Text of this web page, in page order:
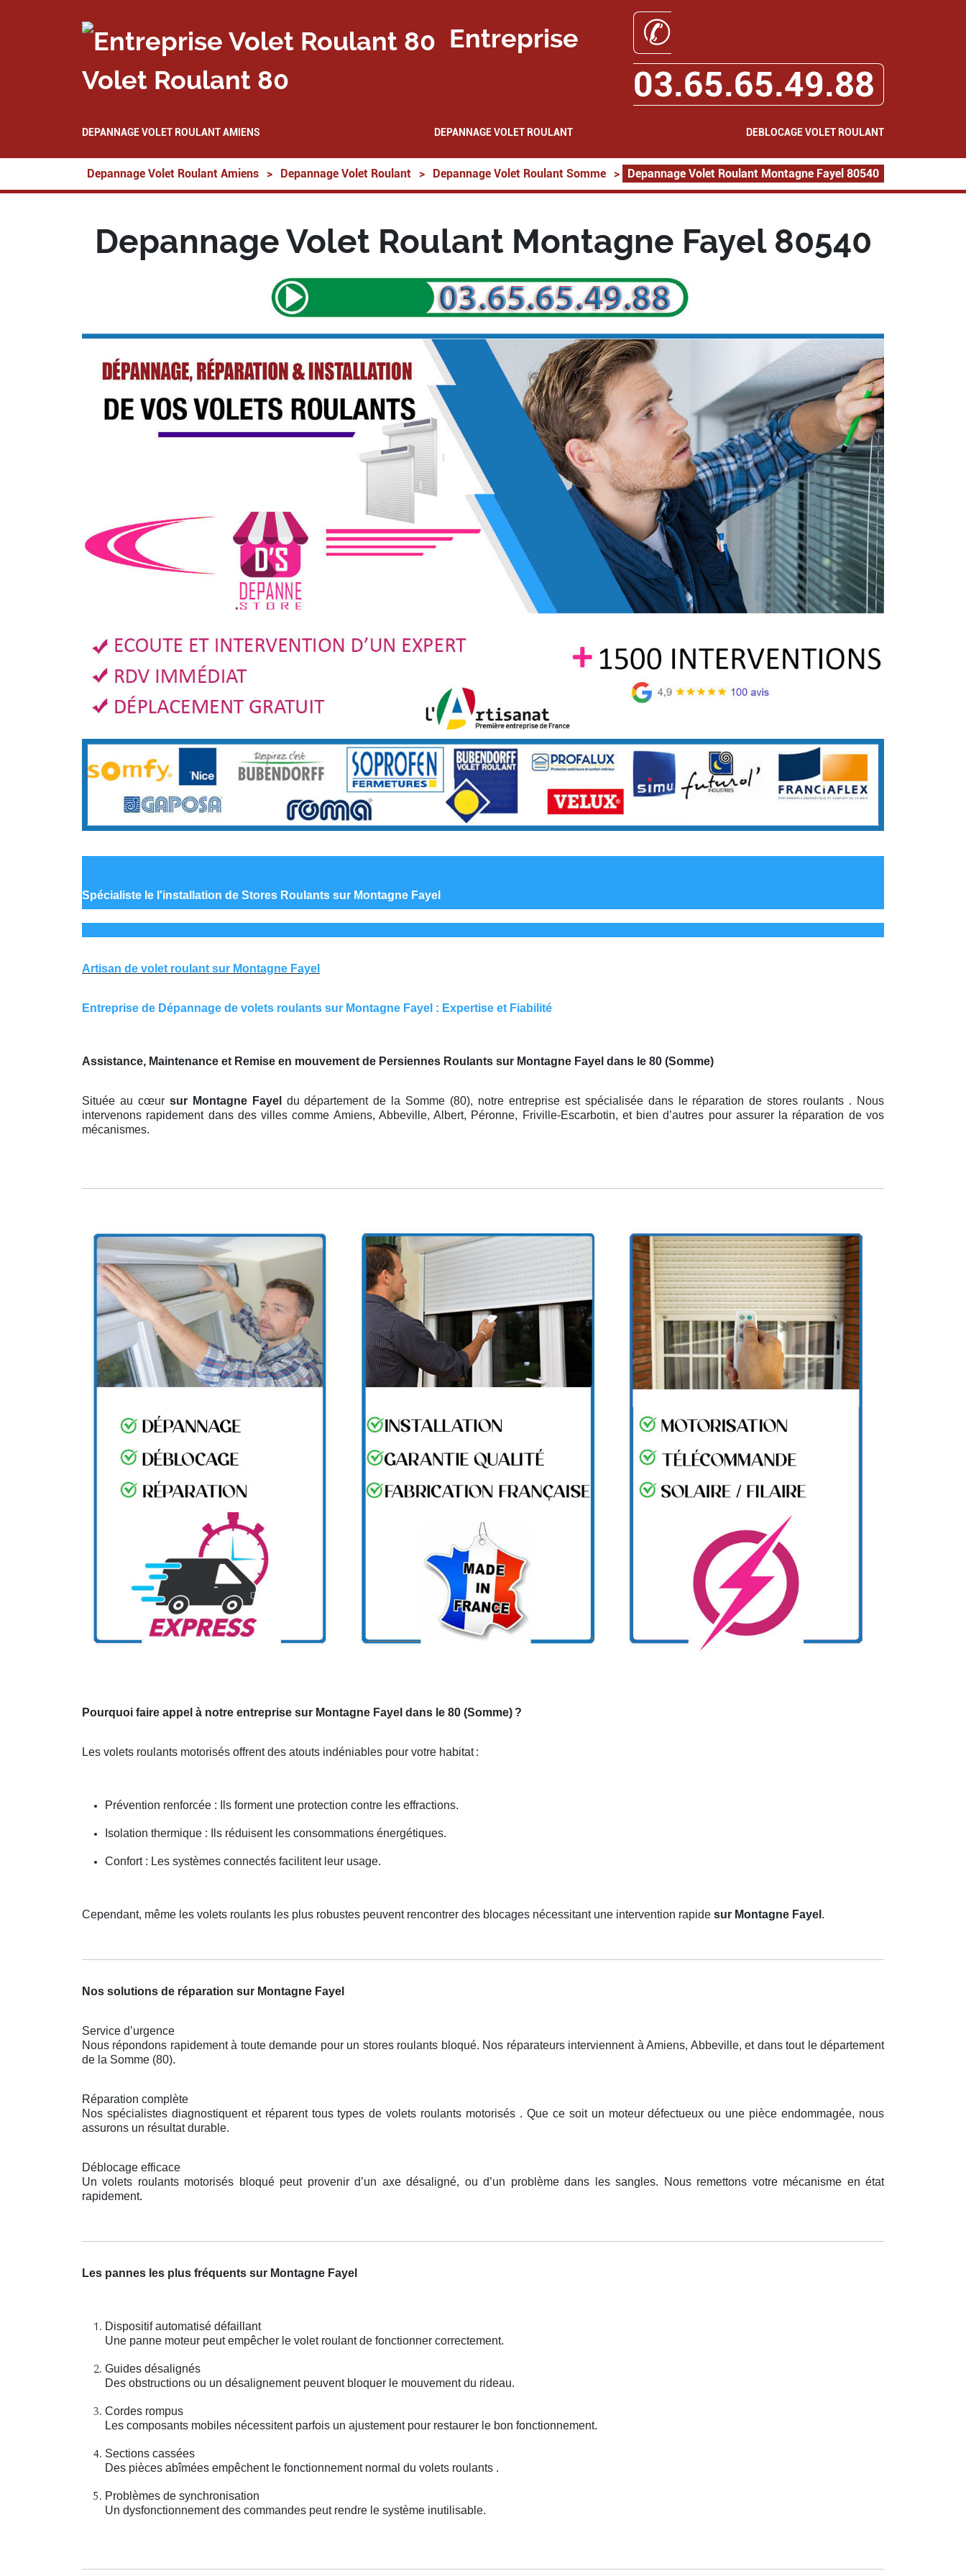
Entreprise
Volet Roulant 80
✆
03.65.65.49.88
DEPANNAGE VOLET ROULANT AMIENS DEPANNAGE VOLET ROULANT DEBLOCAGE VOLET ROULANT
Depannage Volet Roulant Amiens > Depannage Volet Roulant > Depannage Volet Roulant Somme > Depannage Volet Roulant Montagne Fayel 80540
Depannage Volet Roulant Montagne Fayel 80540
Spécialiste le l'installation de Stores Roulants sur Montagne Fayel
Artisan de volet roulant sur Montagne Fayel
Entreprise de Dépannage de volets roulants sur Montagne Fayel : Expertise et Fiabilité
Assistance, Maintenance et Remise en mouvement de Persiennes Roulants sur Montagne Fayel dans le 80 (Somme)
Située au cœur sur Montagne Fayel du département de la Somme (80), notre entreprise est spécialisée dans le réparation de stores roulants . Nous
intervenons rapidement dans des villes comme Amiens, Abbeville, Albert, Péronne, Friville-Escarbotin, et bien d’autres pour assurer la réparation de vos
mécanismes.
Pourquoi faire appel à notre entreprise sur Montagne Fayel dans le 80 (Somme) ?
Les volets roulants motorisés offrent des atouts indéniables pour votre habitat :
Prévention renforcée : Ils forment une protection contre les effractions.
Isolation thermique : Ils réduisent les consommations énergétiques.
Confort : Les systèmes connectés facilitent leur usage.
Cependant, même les volets roulants les plus robustes peuvent rencontrer des blocages nécessitant une intervention rapide sur Montagne Fayel .
Nos solutions de réparation sur Montagne Fayel
Service d’urgence
Nous répondons rapidement à toute demande pour un stores roulants bloqué. Nos réparateurs interviennent à Amiens, Abbeville, et dans tout le département
de la Somme (80).
Réparation complète
Nos spécialistes diagnostiquent et réparent tous types de volets roulants motorisés . Que ce soit un moteur défectueux ou une pièce endommagée, nous
assurons un résultat durable.
Déblocage efficace
Un volets roulants motorisés bloqué peut provenir d’un axe désaligné, ou d’un problème dans les sangles. Nous remettons votre mécanisme en état
rapidement.
Les pannes les plus fréquents sur Montagne Fayel
Dispositif automatisé défaillant
Une panne moteur peut empêcher le volet roulant de fonctionner correctement.
Guides désalignés
Des obstructions ou un désalignement peuvent bloquer le mouvement du rideau.
Cordes rompus
Les composants mobiles nécessitent parfois un ajustement pour restaurer le bon fonctionnement.
Sections cassées
Des pièces abîmées empêchent le fonctionnement normal du volets roulants .
Problèmes de synchronisation
Un dysfonctionnement des commandes peut rendre le système inutilisable.